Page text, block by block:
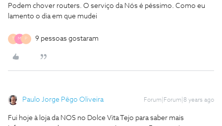
Podem chover routers. O serviço da Nós é péssimo. Como eu
lamento o dia em que mudei
M P 9 pessoas gostaram
Paulo Jorge Pêgo Oliveira Forum|Forum|8 years ago
Fui hoje à loja da NOS no Dolce Vita Tejo para saber mais